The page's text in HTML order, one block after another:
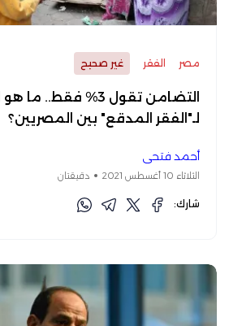
مصر الفقر غير صحيح
التضامن تقول 3%
لـ"الفقر المدقع" بين المصريين؟
أحمد فتحي
الثلاثاء 10 أغسطس 2021 دقيقتان
شارك: